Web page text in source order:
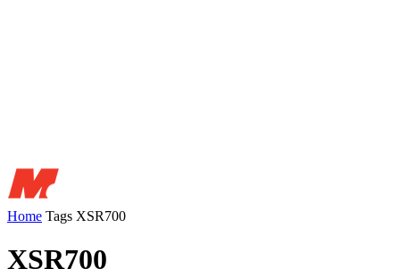
Home Tags XSR700
XSR700